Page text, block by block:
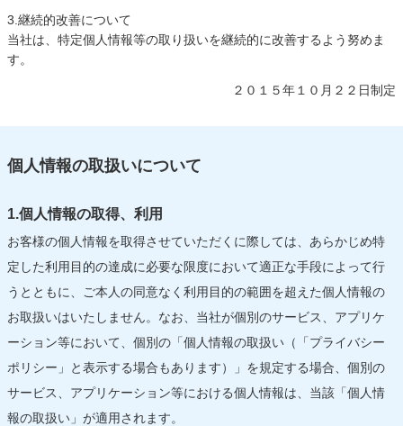
3.継続的改善について
当社は、特定個人情報等の取り扱いを継続的に改善するよう努めま
す。
２０１５年１０月２２日制定
個人情報の取扱いについて
1.個人情報の取得、利用
お客様の個人情報を取得させていただくに際しては、あらかじめ特
定した利用目的の達成に必要な限度において適正な手段によって行
うとともに、ご本人の同意なく利用目的の範囲を超えた個人情報の
お取扱いはいたしません。なお、当社が個別のサービス、アプリケ
ーション等において、個別の「個人情報の取扱い（「プライバシー
ポリシー」と表示する場合もあります）」を規定する場合、個別の
サービス、アプリケーション等における個人情報は、当該「個人情
報の取扱い」が適用されます。